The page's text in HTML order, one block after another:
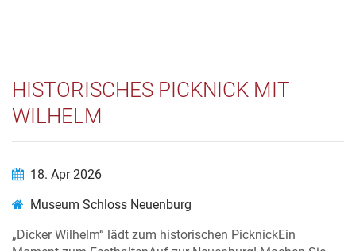
HISTORISCHES PICKNICK MIT
WILHELM
18. Apr 2026
Museum Schloss Neuenburg
„Dicker Wilhelm“ lädt zum historischen PicknickEin